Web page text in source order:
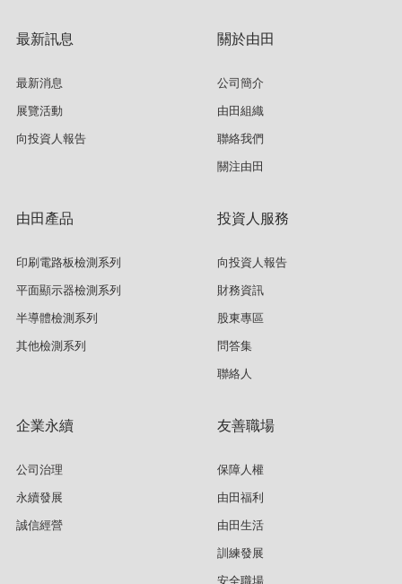
最新訊息
最新消息
展覽活動
向投資人報告
關於由田
公司簡介
由田組織
聯絡我們
關注由田
由田產品
印刷電路板檢測系列
平面顯示器檢測系列
半導體檢測系列
其他檢測系列
投資人服務
向投資人報告
財務資訊
股東專區
問答集
聯絡人
企業永續
公司治理
永續發展
誠信經營
友善職場
保障人權
由田福利
由田生活
訓練發展
安全職場